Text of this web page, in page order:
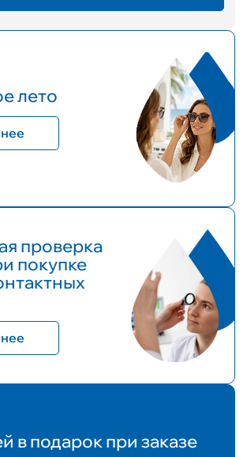
лето
проверка
покупке
в подарок при заказе